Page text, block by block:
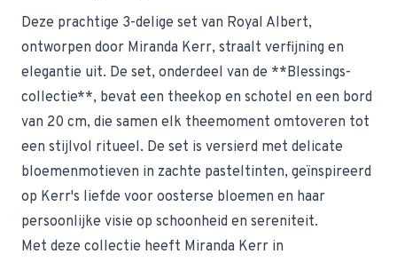
Deze prachtige 3-delige set van Royal Albert,
ontworpen door Miranda Kerr, straalt verfijning en
elegantie uit. De set, onderdeel van de **Blessings-
collectie**, bevat een theekop en schotel en een bord
van 20 cm, die samen elk theemoment omtoveren tot
een stijlvol ritueel. De set is versierd met delicate
bloemenmotieven in zachte pasteltinten, geïnspireerd
op Kerr's liefde voor oosterse bloemen en haar
persoonlijke visie op schoonheid en sereniteit.
Met deze collectie heeft Miranda Kerr in